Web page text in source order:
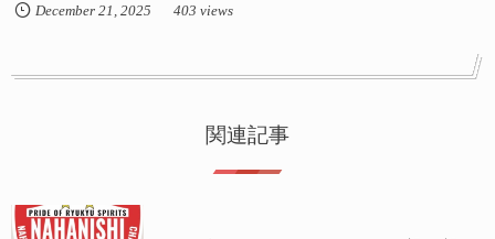
December 21 2025 403 views
関連記事